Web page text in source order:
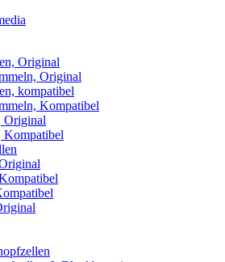
Original
Original
kompatibel
Kompatibel
Original